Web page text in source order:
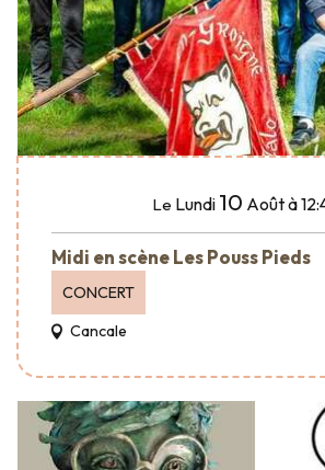
Le Lundi 10 Aoûtà
Midi en scène Les Pouss Pieds
CONCERT
Cancale